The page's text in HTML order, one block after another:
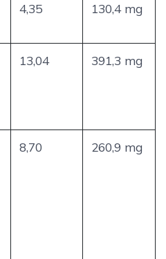
4,35 130,4 mg
13,04 391,3 mg
8,70 260,9 mg